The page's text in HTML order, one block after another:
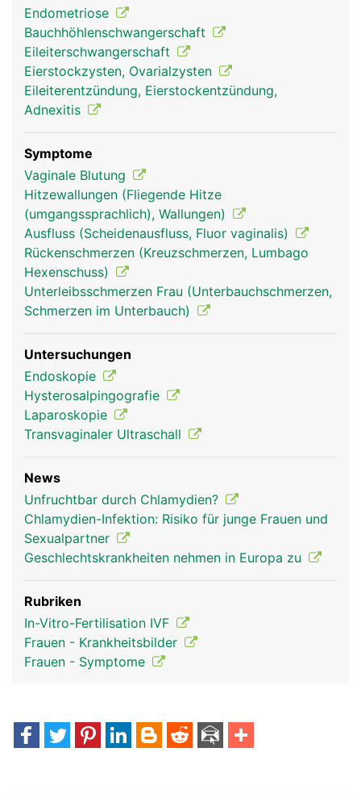
Zeitpunkt männliche Spermien an Ort und Stelle
sind, erfolgt im Eileiter die Befruchtung der Eizelle.
Eileiter Frau
Endometriose
Bauchhöhlenschwangerschaft
Eileiterschwangerschaft
Eierstockzysten, Ovarialzysten
Eileiterentzündung, Eierstockentzündung,
Adnexitis
Symptome
Vaginale Blutung
Hitzewallungen (Fliegende Hitze
(umgangssprachlich), Wallungen)
Ausfluss (Scheidenausfluss, Fluor vaginalis)
Rückenschmerzen (Kreuzschmerzen, Lumbago
Hexenschuss)
Unterleibsschmerzen Frau (Unterbauchschmerzen,
Schmerzen im Unterbauch)
Untersuchungen
Endoskopie
Hysterosalpingografie
Laparoskopie
Transvaginaler Ultraschall
News
Unfruchtbar durch Chlamydien?
Chlamydien-Infektion: Risiko für junge Frauen und
Sexualpartner
Geschlechtskrankheiten nehmen in Europa zu
Rubriken
In-Vitro-Fertilisation IVF
Frauen - Krankheitsbilder
Frauen - Symptome